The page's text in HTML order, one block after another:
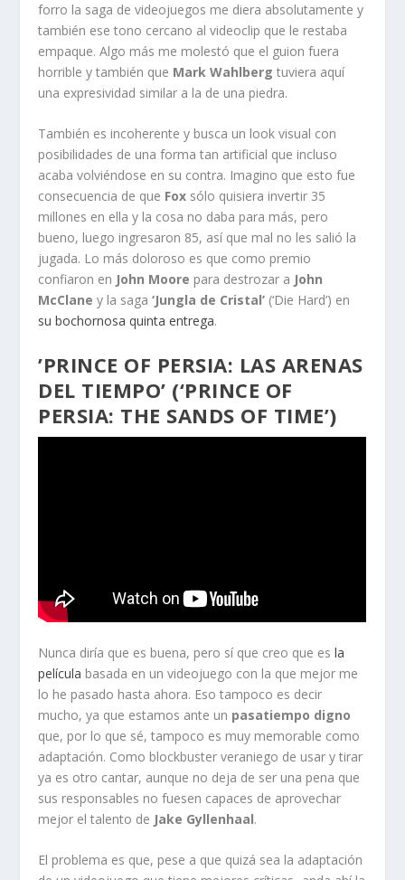
forro la saga de videojuegos me diera absolutamente y
también ese tono cercano al videoclip que le restaba
empaque. Algo más me molestó que el guion fuera
horrible y también que Mark Wahlberg tuviera aquí
una expresividad similar a la de una piedra.
También es incoherente y busca un look visual con
posibilidades de una forma tan artificial que incluso
acaba volviéndose en su contra. Imagino que esto fue
consecuencia de que Fox sólo quisiera invertir 35
millones en ella y la cosa no daba para más, pero
bueno, luego ingresaron 85, así que mal no les salió la
jugada. Lo más doloroso es que como premio
confiaron en John Moore para destrozar a John
McClane y la saga‘Jungla de Cristal’ (‘Die Hard’) en
su bochornosa quinta entrega.
’PRINCE OF PERSIA: LAS ARENAS
DEL TIEMPO’ (‘PRINCE OF
PERSIA: THE SANDS OF TIME’)
Nunca diría que es buena, pero sí que creo que esla
película basada en un videojuego con la que mejor me
lo he pasado hasta ahora. Eso tampoco es decir
mucho, ya que estamos ante un pasatiempo digno
que, por lo que sé, tampoco es muy memorable como
adaptación. Como blockbuster veraniego de usar y tirar
ya es otro cantar, aunque no deja de ser una pena que
sus responsables no fuesen capaces de aprovechar
mejor el talento de Jake Gyllenhaal.
El problema es que, pese a que quizá sea la adaptación